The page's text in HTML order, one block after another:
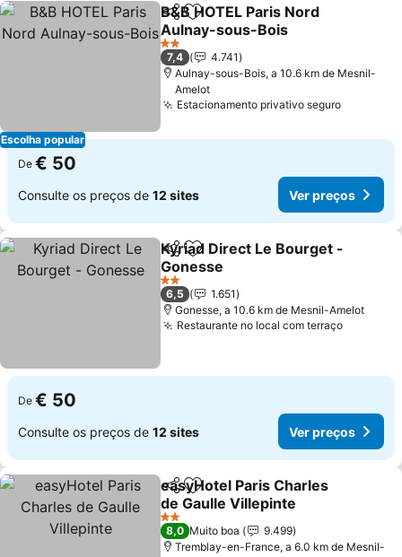
Escolha popular
PartilharAdicionar aos favoritos
B&B HOTEL Paris Nord
Aulnay-sous-Bois
Ver preços
2 Estrelas
7,4
4.741
Aulnay-sous-Bois, a 10.6 km de Mesnil-
Amelot
Estacionamento privativo seguroVer
De € 50
Consulte os preços de 12 sites Ver preços
PartilharAdicionar aos favoritos
Kyriad Direct Le Bourget -
Gonesse
Ver preços
2 Estrelas
6,5
1.651
Gonesse, a 10.6 km de Mesnil-Amelot
Restaurante no local com terraçoVer
De € 50
Consulte os preços de 12 sites Ver preços
PartilharAdicionar aos favoritos
easyHotel Paris Charles
de Gaulle Villepinte
Ver preços
2 Estrelas
8,0 Muito boa
9.499
Tremblay-en-France, a 6.0 km de Mesnil-